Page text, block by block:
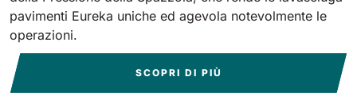
pavimenti Eureka uniche ed agevola notevolmente le
operazioni.
SCOPRI DI PIÙ